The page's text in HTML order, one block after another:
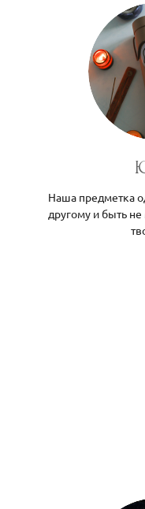
Наша предметка
другому и быть